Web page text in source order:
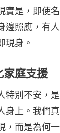
實是，即使
邊照應，有
現身。
家庭支援
特別不安，
身上。我們
，而是為何